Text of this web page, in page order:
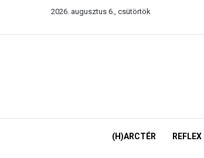
2026. augusztus 6., csütörtök
(H)ARCTÉR REFLEX